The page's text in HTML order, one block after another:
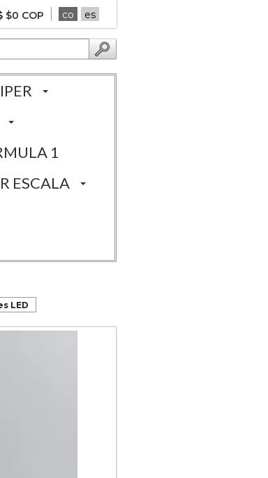
$0 COP co es
1
ESCALA
LED